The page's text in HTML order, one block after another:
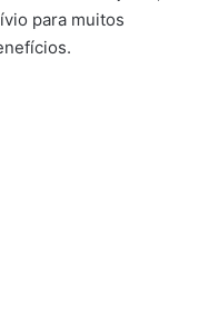
para muitos